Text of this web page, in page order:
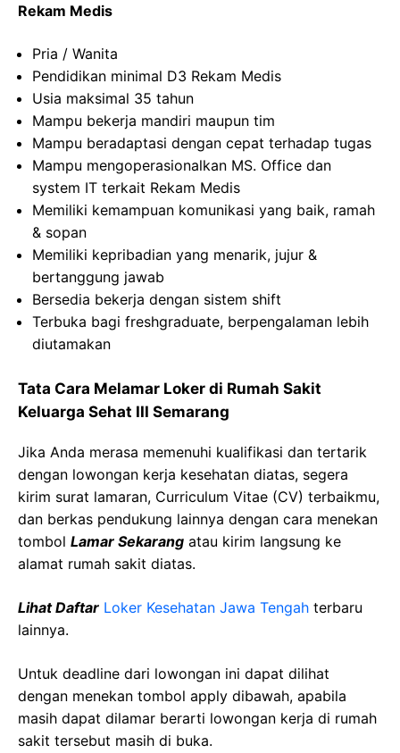
Rekam Medis
Pria / Wanita
Pendidikan minimal D3 Rekam Medis
Usia maksimal 35 tahun
Mampu bekerja mandiri maupun tim
Mampu beradaptasi dengan cepat terhadap tugas
Mampu mengoperasionalkan MS. Office dan
system IT terkait Rekam Medis
Memiliki kemampuan komunikasi yang baik, ramah
& sopan
Memiliki kepribadian yang menarik, jujur &
bertanggung jawab
Bersedia bekerja dengan sistem shift
Terbuka bagi freshgraduate, berpengalaman lebih
diutamakan
Tata Cara Melamar Loker di Rumah Sakit
Keluarga Sehat III Semarang
Jika Anda merasa memenuhi kualifikasi dan tertarik
dengan lowongan kerja kesehatan diatas, segera
kirim surat lamaran, Curriculum Vitae (CV) terbaikmu,
dan berkas pendukung lainnya dengan cara menekan
tombol Lamar Sekarang atau kirim langsung ke
alamat rumah sakit diatas.
Lihat Daftar Loker Kesehatan Jawa Tengah terbaru
lainnya.
Untuk deadline dari lowongan ini dapat dilihat
dengan menekan tombol apply dibawah, apabila
masih dapat dilamar berarti lowongan kerja di rumah
sakit tersebut masih di buka.